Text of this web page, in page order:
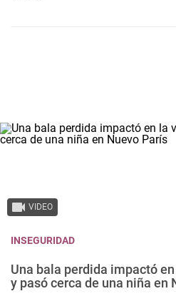
VIDEO
INSEGURIDAD
Una bala perdida impactó
y pasó cerca de una niña en